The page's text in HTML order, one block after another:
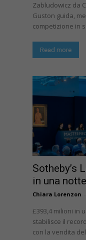
Zabludowicz da
Guston guida,
competizione in
Read more
Sotheby’s
in una
Chiara Lorenzon
£393,4 milioni in
stabilisce il
con la vendita